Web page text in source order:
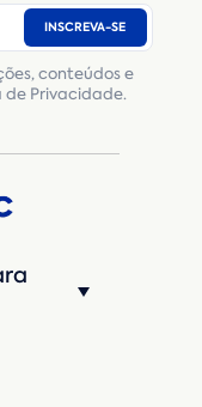
INSCREVA-SE
conteúdos e
Privacidade.
*